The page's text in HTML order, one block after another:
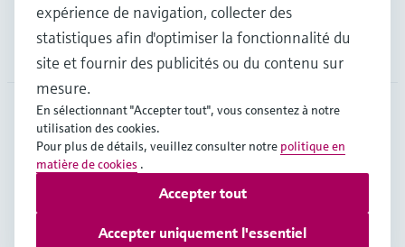
Société
CHE•Français
Copyright © Endress+Hauser Group Services AG
Mentions légales
Conditions d'utilisation
expérience de navigation, collecter des
statistiques afin d'optimiser la fonctionnalité du
site et fournir des publicités ou du contenu sur
mesure.
En sélectionnant "Accepter tout", vous consentez à notre
utilisation des cookies.
Pour plus de détails, veuillez consulter notre politique en
matière de cookies .
Accepter uniquement l'essentiel
Accepter tout